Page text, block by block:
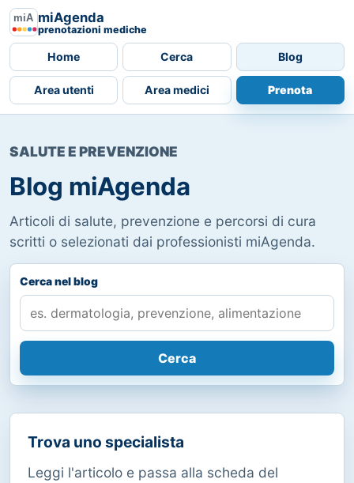
miAgenda
prenotazioni mediche
Home Cerca Blog
Area utenti Area medici Prenota
SALUTE E PREVENZIONE
Blog miAgenda
Articoli di salute, prevenzione e percorsi di cura
scritti o selezionati dai professionisti miAgenda.
Cerca nel blog
Cerca
Trova uno specialista
Leggi l'articolo e passa alla scheda del